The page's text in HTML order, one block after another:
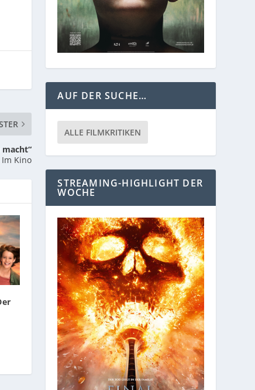
Im Kino
AUF DER SUCHE…
ALLE FILMKRITIKEN
STREAMING-HIGHLIGHT DER
WOCHE